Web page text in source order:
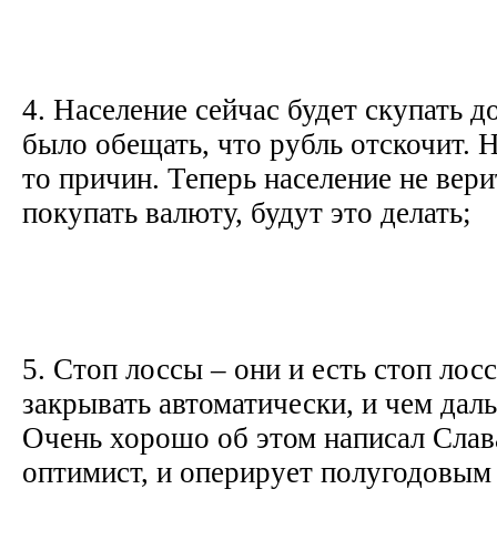
4. Население сейчас будет скупать
было обещать, что рубль отскочит.
то причин. Теперь население не
покупать валюту, будут это делать;
5. Стоп лоссы – они и есть стоп
закрывать автоматически, и чем
Очень хорошо об этом написал
оптимист, и оперирует